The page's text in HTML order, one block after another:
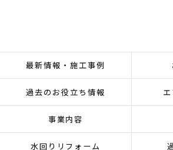
最新情報・施工事例
過去のお役立ち情報
事業内容
水回りリフォーム